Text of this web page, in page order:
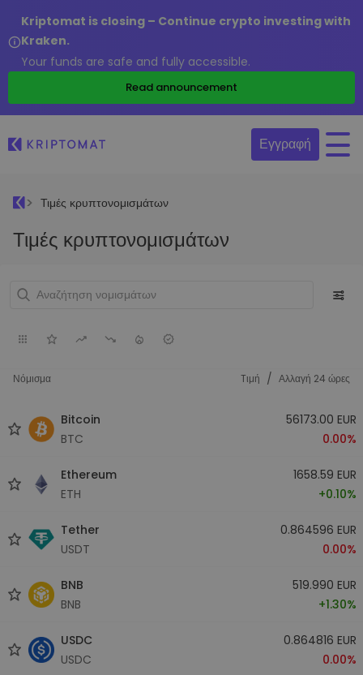
Kriptomat is closing – Continue crypto investing with
Kraken.
Your funds are safe and fully accessible.
Read announcement
Εγγραφή
Τιμές κρυπτονομισμάτων
Τιμές κρυπτονομισμάτων
Νόμισμα Tιμή / Αλλαγή 24 ώρες
Bitcoin
BTC
56173.00 EUR
0.00%
Ethereum
ETH
1658.59 EUR
+0.10%
Tether
USDT
0.864596 EUR
0.00%
BNB
BNB
519.990 EUR
+1.30%
USDC
USDC
0.864816 EUR
0.00%